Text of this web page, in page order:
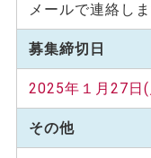
メールで連絡しま
募集締切日
2025年１月27日
その他